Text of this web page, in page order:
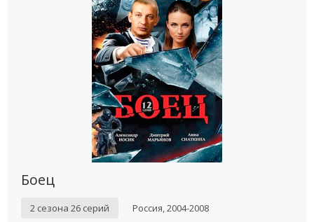
Боец
2 сезона 26 серий Россия, 2004-2008